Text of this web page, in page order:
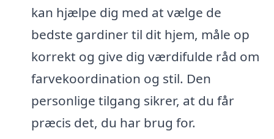
kan hjælpe dig med at vælge de
bedste gardiner til dit hjem, måle op
korrekt og give dig værdifulde råd om
farvekoordination og stil. Den
personlige tilgang sikrer, at du får
præcis det, du har brug for.